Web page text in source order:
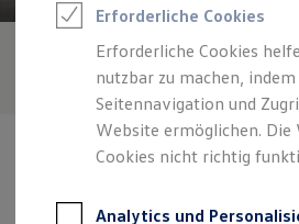
ONE Business ID Vorteile
Fahrzeugsuche & Marktplatz
Fahrzeugsuche
Fahrzeuge online kaufen
Digitaler Marktplatz
Kauf & Finanzierung
Online-Fahrzeugbewertung
Aktionen & Angebote
Erforderliche Cookies
Erforderliche Cookies
nutzbar zu machen,
Seitennavigation und
Website ermöglichen. Die
Cookies nicht richtig
Analytics und